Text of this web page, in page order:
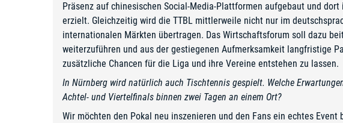
Präsenz auf chinesischen Social-Media-Plattformen aufgebaut und
erzielt. Gleichzeitig wird die TTBL mittlerweile nicht nur im
internationalen Märkten übertragen. Das Wirtschaftsforum soll dazu
weiterzuführen und aus der gestiegenen Aufmerksamkeit langfristige
zusätzliche Chancen für die Liga und ihre Vereine entstehen zu lassen.
In Nürnberg wird natürlich auch Tischtennis gespielt. Welche
Achtel- und Viertelfinals binnen zwei Tagen an einem Ort?
Wir möchten den Pokal neu inszenieren und den Fans ein echtes